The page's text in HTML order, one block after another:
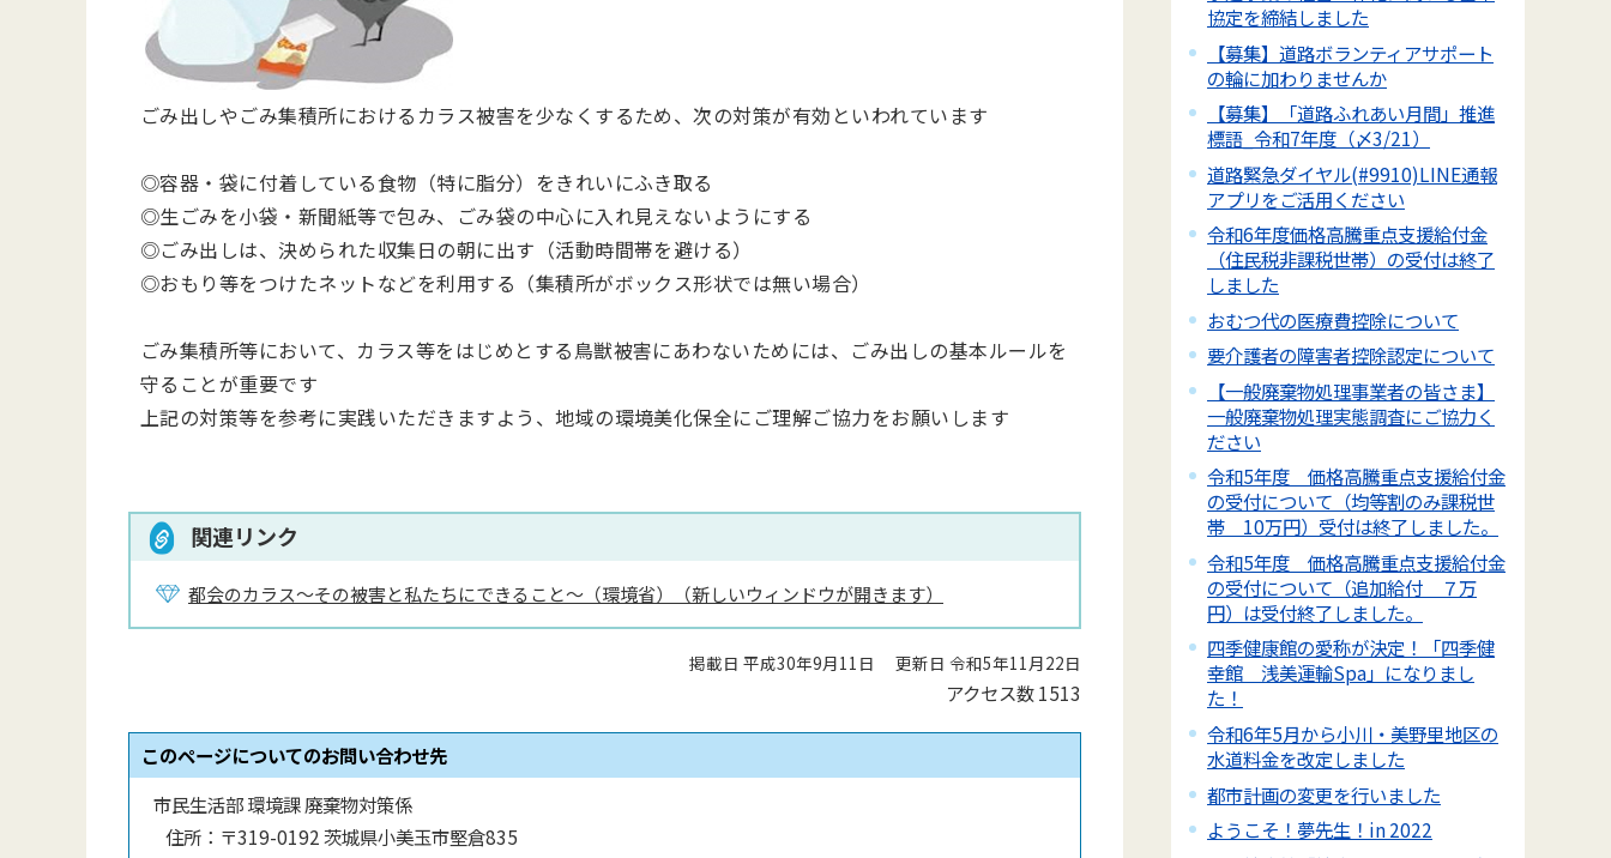
ごみ出しやごみ集積所におけるカラス被害を少なくするため、次の対策が有効といわれています
◎容器・袋に付着している食物（特に脂分）をきれいにふき取る
◎生ごみを小袋・新聞紙等で包み、ごみ袋の中心に入れ見えないようにする
◎ごみ出しは、決められた収集日の朝に出す（活動時間帯を避ける）
◎おもり等をつけたネットなどを利用する（集積所がボックス形状では無い場合）
ごみ集積所等において、カラス等をはじめとする鳥獣被害にあわないためには、ごみ出しの基本ルールを
守ることが重要です
上記の対策等を参考に実践いただきますよう、地域の環境美化保全にご理解ご協力をお願いします
関連リンク
都会のカラス～その被害と私たちにできること～（環境省）（新しいウィンドウが開きます）
掲載日 平成30年9月11日 更新日 令和5年11月22日
アクセス数1513
このページについてのお問い合わせ先
市民生活部 環境課 廃棄物対策係
住所： 〒319-0192 茨城県小美玉市堅倉835
協定を締結しました
【募集】道路ボランティアサポート
の輪に加わりませんか
【募集】「道路ふれあい月間」推進
標語_令和7年度（〆3/21）
道路緊急ダイヤル(#9910)LINE通報
アプリをご活用ください
令和6年度価格高騰重点支援給付金
（住民税非課税世帯）の受付は終了
しました
おむつ代の医療費控除について
要介護者の障害者控除認定について
【一般廃棄物処理事業者の皆さま】
一般廃棄物処理実態調査にご協力く
ださい
令和5年度 価格高騰重点支援給付金
の受付について（均等割のみ課税世
帯 10万円）受付は終了しました。
令和5年度 価格高騰重点支援給付金
の受付について（追加給付 ７万
円）は受付終了しました。
四季健康館の愛称が決定！「四季健
幸館 浅美運輸Spa」になりまし
た！
令和6年5月から小川・美野里地区の
水道料金を改定しました
都市計画の変更を行いました
ようこそ！夢先生！in 2022